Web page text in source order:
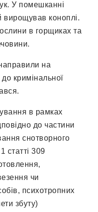
У помешканні
вирощував коноплі.
в горщиках та
на
кримінальної
в рамках
до частини
снотворного
статті 309
чи
психотропних
збуту)